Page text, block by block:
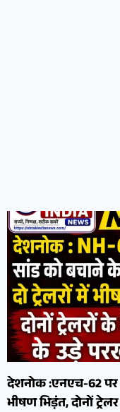
देशनोक :एनएच-62 पर
भीषण भिड़ंत, दोनों